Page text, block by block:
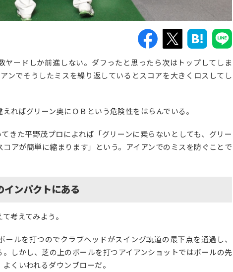
ヤードしか前進しない。ダフったと思ったら次はトップしてしま
ンでそうしたミスを繰り返しているとスコアを大きくロスしてし
ればグリーン奥にＯＢという危険性をはらんでいる。
きた平野茂プロによれば 「グリーンに乗らないとしても、グリー
アが簡単に縮まります」
という。アイアンでのミスを防ぐことで
インパクトにある
考えてみよう。
ールを打つのでクラブヘッドがスイング軌道の最下点を通過し、
しかし、芝の上のボールを打つアイアンショットではボールの先
くいわれるダウンブローだ。